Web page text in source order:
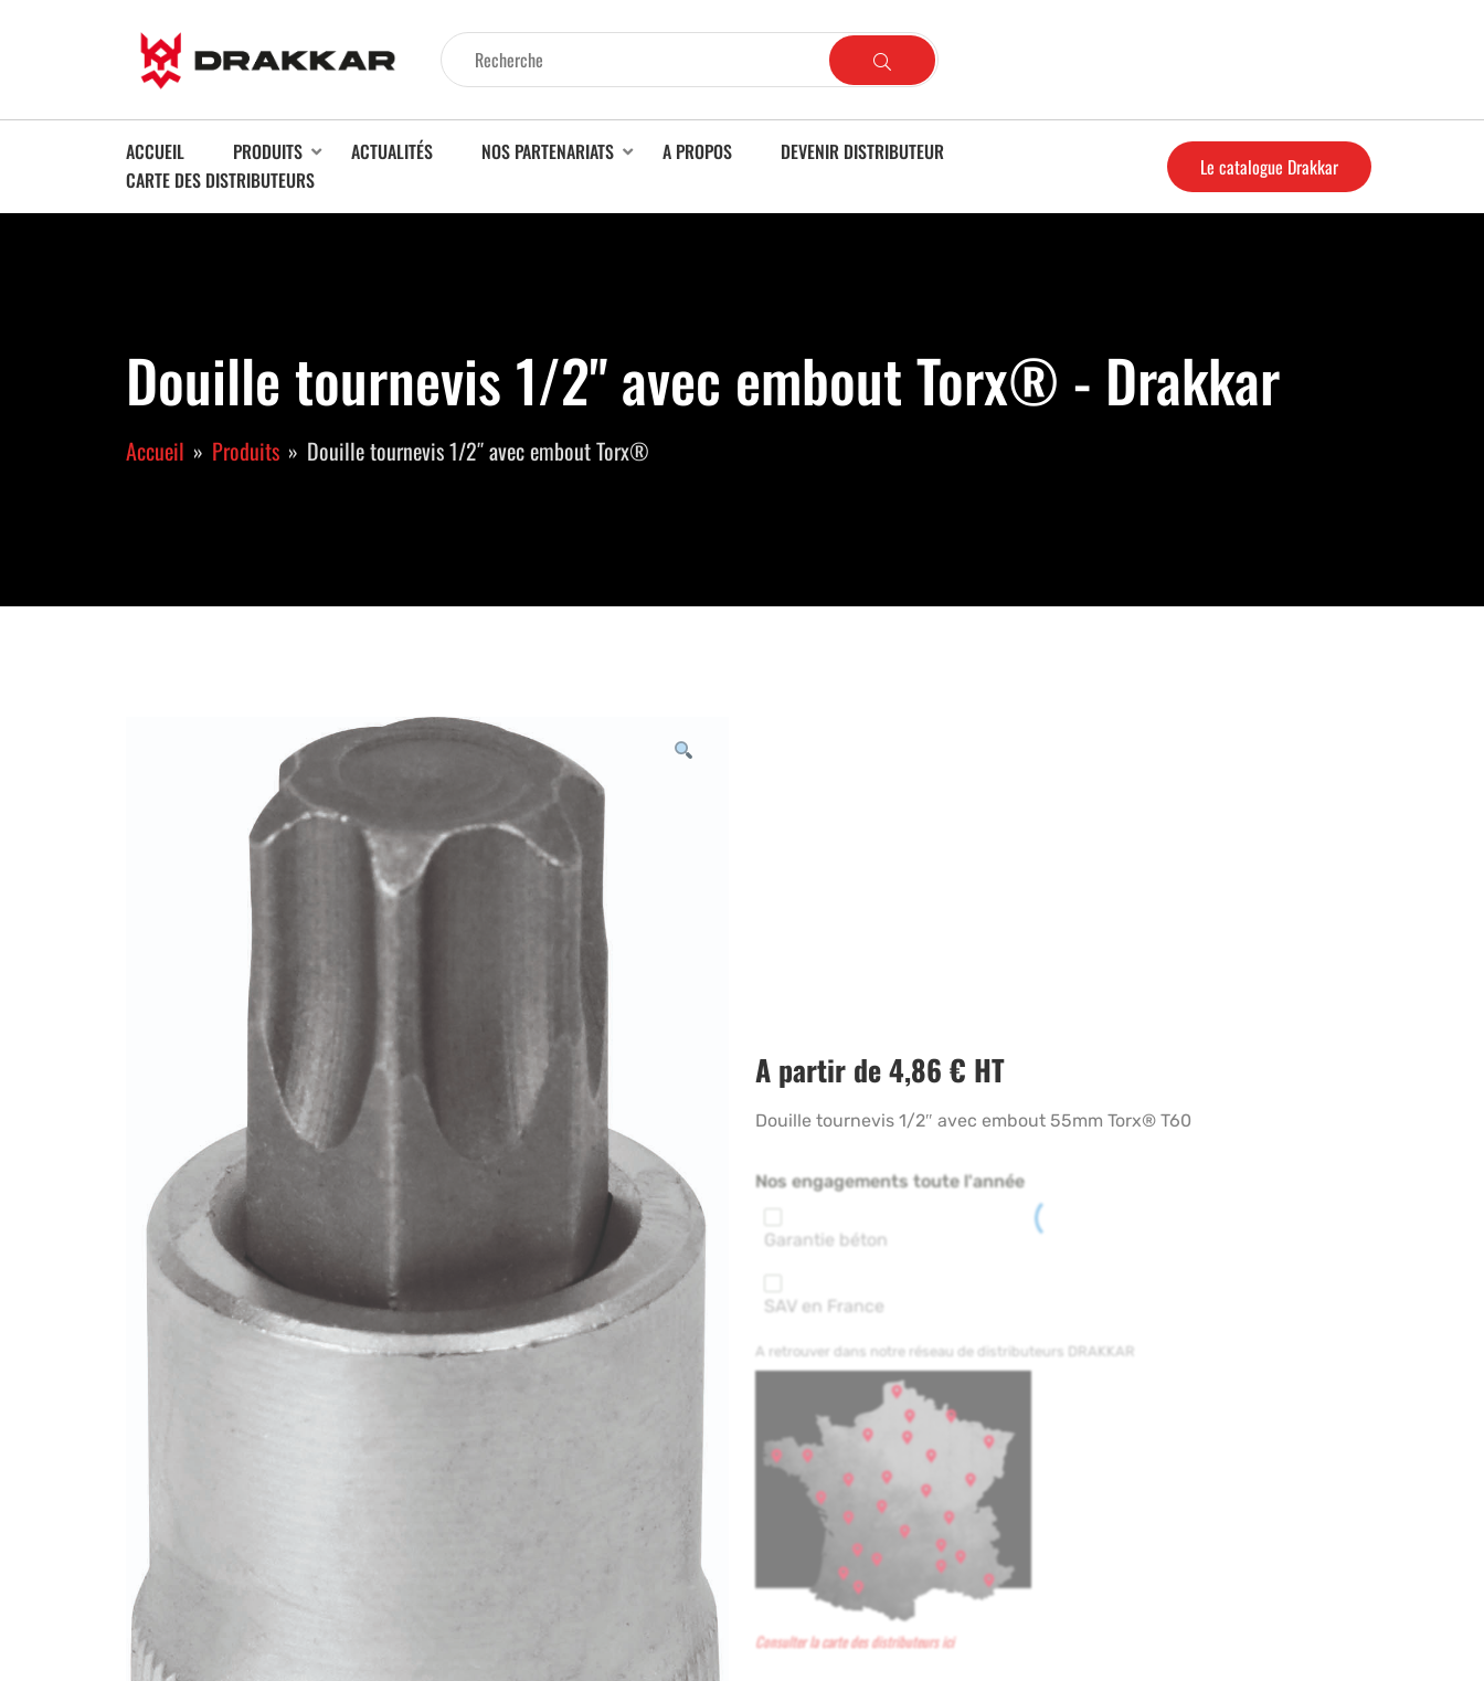
ACCUEIL PRODUITS ACTUALITÉS NOS PARTENARIATS A PROPOS
DEVENIR DISTRIBUTEUR
CARTE DES DISTRIBUTEURS
Le catalogue Drakkar
Douille tournevis 1/2" avec embout Torx® - Drakkar
Accueil Produits Douille tournevis 1/2″ avec embout Torx®
A partir de4,86 € HT
Douille tournevis 1/2″ avec embout 55mm Torx® T60
Nos engagements toute l'année
Garantie béton
SAV en France
A retrouver dans notre réseau de distributeurs DRAKKAR
Consulter la carte des distributeurs ici